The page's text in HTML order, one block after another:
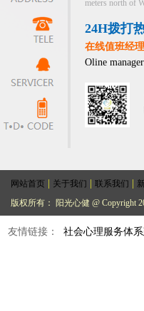
meters north of
24H拨打
在线值班经
Oline
网站首页 关于我们 联系我们
版权所有： 阳光心健 @ Copyright
友情链接： 社会心理服务体